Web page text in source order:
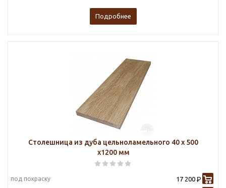
Подробнее
Столешница из дуба цельноламельного 40 х 500
х1200 мм
под покраску 17 200 Р